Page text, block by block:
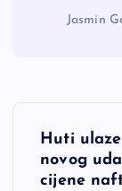
Jasmin
NHuti
novog
cijene